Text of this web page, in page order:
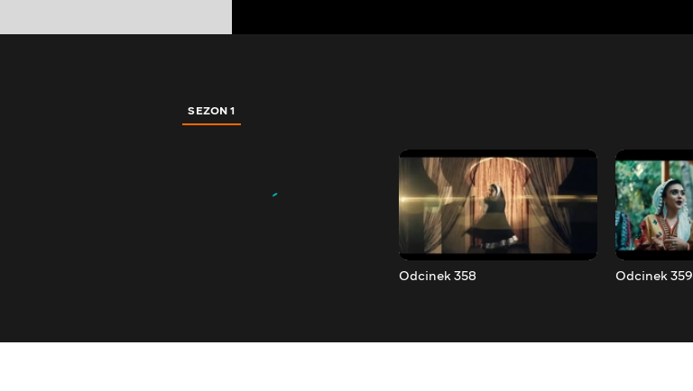
SEZON 1
Odcinek 358 Odcinek 359